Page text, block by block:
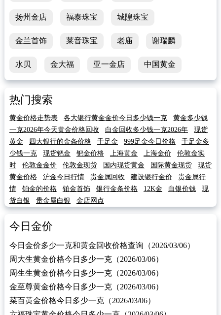
扬州金店 福泰珠宝 城隍珠宝
金兰首饰 莱音珠宝 老庙 谢瑞麟
水贝 金大福 亚一金店 中国黄金
热门搜索
黄金价格走势表 各大银行黄金金价今日多少钱一克
黄金多少钱
一克2026年今天黄金价格回收
白金回收多少钱一克2026年
现货
黄金
四大银行的金条价格 千足金 999足金今日价格
千足金多
少钱一克
现货钯金 钯金价格 上海黄金 上海金价
伦敦金实
时
伦敦金金价 伦敦金现货 国内现货黄金 国际黄金现货
现货
黄金价格
沪金今日行情 贵金属回收 建设银行金价
贵金属行
情
铂金的价格 铂金首饰 银行金条价格 12K金 白银价钱
现
货白银
贵金属白银 金店网点
今日金价
今日金价多少一克和黄金回收价格查询（2026/03/06）
周大生黄金价格今日多少一克（2026/03/06）
周生生黄金价格今日多少一克（2026/03/06）
金至尊黄金价格今日多少一克（2026/03/06）
菜百黄金价格今日多少一克（2026/03/06）